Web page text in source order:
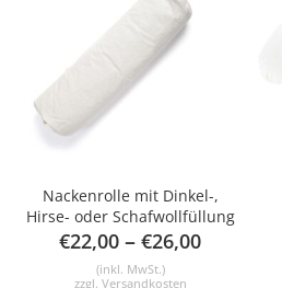
Nackenrolle mit Dinkel-,
Hirse- oder Schafwollfüllung
€22,00 –€26,00
(inkl. MwSt.)
zzgl. Versandkosten